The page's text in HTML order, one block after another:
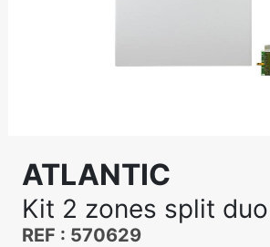
ATLANTIC
Kit 2 zones split duo
REF : 570629